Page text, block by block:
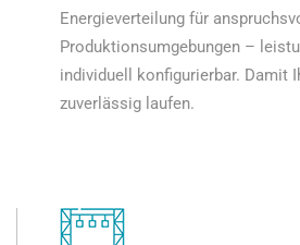
Energieverteilung für
Produktionsumgebungen –
individuell konfigurierbar. Damit
zuverlässig laufen.